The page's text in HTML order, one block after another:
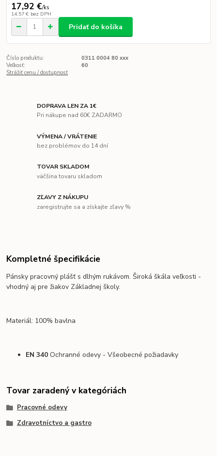
17,92 €/ks
14,57 € bez DPH
Pridať do košíka
Číslo produktu:
0311 0004 80 xxx
Veľkosť:
60
Strážiť cenu / dostupnosť
DOPRAVA LEN ZA 1€
Pri nákupe nad 60€ ZADARMO
VÝMENA / VRÁTENIE
bez problémov do 14 dní
TOVAR SKLADOM
väčšina tovaru skladom
ZĽAVY Z NÁKUPU
zaregistrujte sa a získajte zľavy %
Kompletné špecifikácie
Pánsky pracovný plášť s dlhým rukávom. Široká škála veľkosti -
vhodný aj pre žiakov Základnej školy.
Materiál: 100% bavlna
EN 340 Ochranné odevy - Všeobecné požiadavky
Tovar zaradený v kategóriách
Pracovné odevy
Zdravotníctvo a gastro